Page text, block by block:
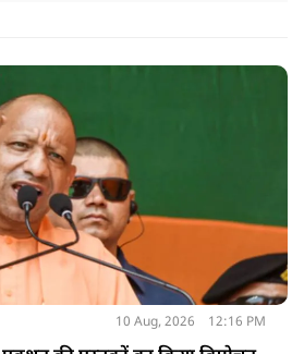
10 Aug, 2026 12:16 PM